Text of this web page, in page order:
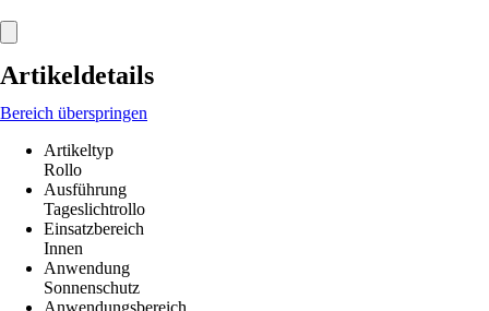
Artikeldetails
Bereich überspringen
Artikeltyp
Rollo
Ausführung
Tageslichtrollo
Einsatzbereich
Innen
Anwendung
Sonnenschutz
Anwendungsbereich